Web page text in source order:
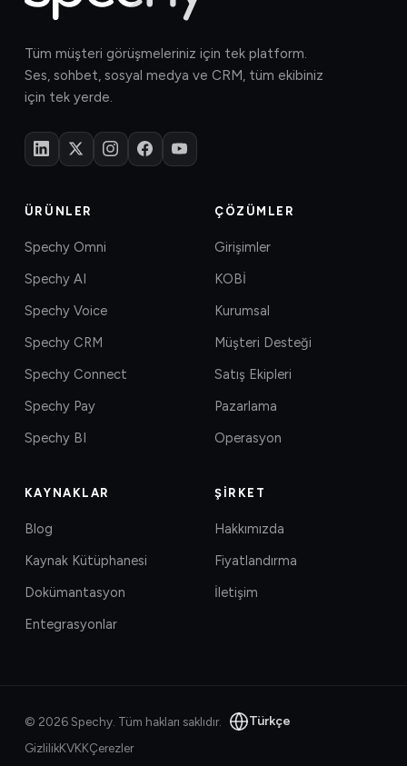
Tüm müşteri görüşmeleriniz için tek platform.
Ses, sohbet, sosyal medya ve CRM, tüm ekibiniz
için tek yerde.
ÜRÜNLER
Spechy Omni
Spechy AI
Spechy Voice
Spechy CRM
Spechy Connect
Spechy Pay
Spechy BI
ÇÖZÜMLER
Girişimler
KOBİ
Kurumsal
Müşteri Desteği
Satış Ekipleri
Pazarlama
Operasyon
KAYNAKLAR
Blog
Kaynak Kütüphanesi
Dokümantasyon
Entegrasyonlar
ŞIRKET
Hakkımızda
Fiyatlandırma
İletişim
© 2026Spechy. Tüm hakları saklıdır. Türkçe
GizlilikKVKKÇerezler